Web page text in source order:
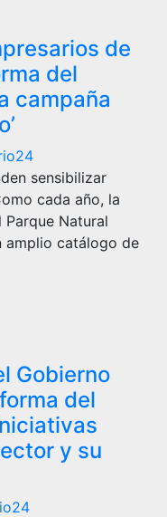
de
del
campaña
sensibilizar
cada año, la
Natural
amplio catálogo de
Gobierno
del
y su